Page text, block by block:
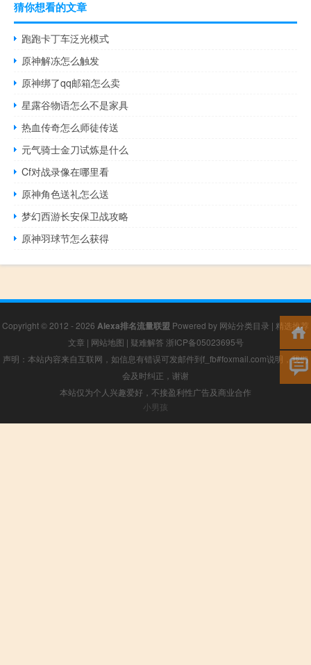
猜你想看的文章
跑跑卡丁车泛光模式
原神解冻怎么触发
原神绑了qq邮箱怎么卖
星露谷物语怎么不是家具
热血传奇怎么师徒传送
元气骑士金刀试炼是什么
Cf对战录像在哪里看
原神角色送礼怎么送
梦幻西游长安保卫战攻略
原神羽球节怎么获得
Copyright © 2012 - 2026 Alexa排名流量联盟 Powered by 网站分类目录 | 精选推荐
文章 | 网站地图 | 疑难解答 浙ICP备05023695号
声明：本站内容来自互联网，如信息有错误可发邮件到f_fb#foxmail.com说明，我们
会及时纠正，谢谢
本站仅为个人兴趣爱好，不接盈利性广告及商业合作
小男孩